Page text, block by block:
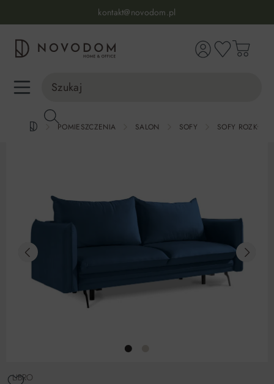
kontakt@novodom.pl
Dostawa z wniesieniem
30 dni na zwrot lub wymianę
98% zadowolonych klientów
POMIESZCZENIA SALON SOFY SOFY
LIBRO